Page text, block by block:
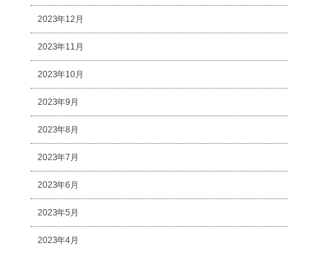
2023年12月
2023年11月
2023年10月
2023年9月
2023年8月
2023年7月
2023年6月
2023年5月
2023年4月